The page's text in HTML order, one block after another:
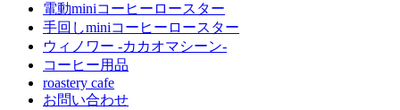
電動miniコーヒーロースター
手回しminiコーヒーロースター
ウィノワー -カカオマシーン-
コーヒー用品
roastery cafe
お問い合わせ